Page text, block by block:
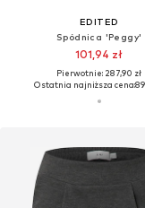
EDITED
Spódnica 'Peggy'
101,94 zł
Pierwotnie: 287,90 zł
Ostatnia najniższa cena: